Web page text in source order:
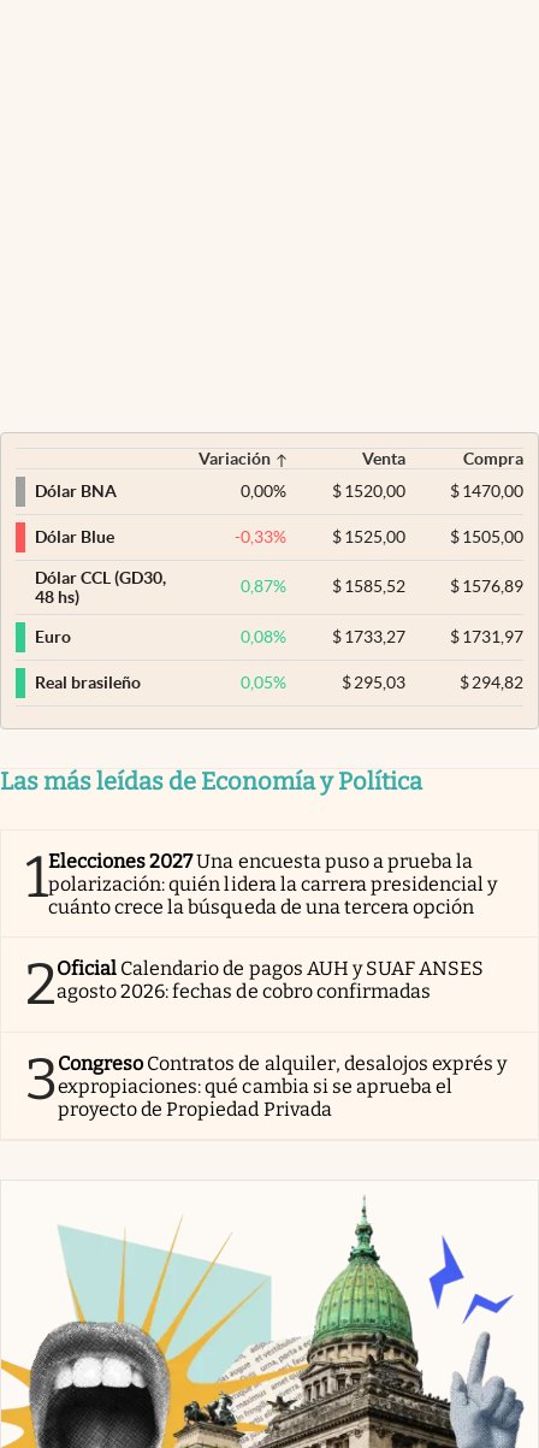
Variación Venta
Compra
Dólar BNA
0,00% $ 1520,00 $1470,00
Dólar Blue -0,33% $ 1525,00 $1505,00
Dólar CCL (GD30,
48 hs)
0,87% $ 1585,52 $1576,89
Euro 0,08% $ 1733,27 $1731,97
Real brasileño 0,05% $ 295,03 $294,82
Las más leídas de Economía y Política
1Elecciones 2027Una encuesta puso a prueba la
polarización: quién lidera la carrera presidencial y
cuánto crece la búsqueda de una tercera opción
2Oficial Calendario de pagos AUH y SUAF ANSES
agosto 2026: fechas de cobro confirmadas
3Congreso Contratos de alquiler, desalojos exprés y
expropiaciones: qué cambia si se aprueba el
proyecto de Propiedad Privada